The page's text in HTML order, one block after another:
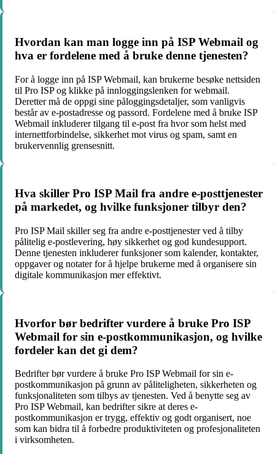
Hvordan kan man logge inn på ISP Webmail og
hva er fordelene med å bruke denne tjenesten?
For å logge inn på ISP Webmail, kan brukerne besøke nettsiden
til Pro ISP og klikke på innloggingslenken for webmail.
Deretter må de oppgi sine påloggingsdetaljer, som vanligvis
består av e-postadresse og passord. Fordelene med å bruke ISP
Webmail inkluderer tilgang til e-post fra hvor som helst med
internettforbindelse, sikkerhet mot virus og spam, samt en
brukervennlig grensesnitt.
Hva skiller Pro ISP Mail fra andre e-posttjenester
på markedet, og hvilke funksjoner tilbyr den?
Pro ISP Mail skiller seg fra andre e-posttjenester ved å tilby
pålitelig e-postlevering, høy sikkerhet og god kundesupport.
Denne tjenesten inkluderer funksjoner som kalender, kontakter,
oppgaver og notater for å hjelpe brukerne med å organisere sin
digitale kommunikasjon mer effektivt.
Hvorfor bør bedrifter vurdere å bruke Pro ISP
Webmail for sin e-postkommunikasjon, og hvilke
fordeler kan det gi dem?
Bedrifter bør vurdere å bruke Pro ISP Webmail for sin e-
postkommunikasjon på grunn av påliteligheten, sikkerheten og
funksjonaliteten som tilbys av tjenesten. Ved å benytte seg av
Pro ISP Webmail, kan bedrifter sikre at deres e-
postkommunikasjon er trygg, effektiv og godt organisert, noe
som kan bidra til å forbedre produktiviteten og profesjonaliteten
i virksomheten.